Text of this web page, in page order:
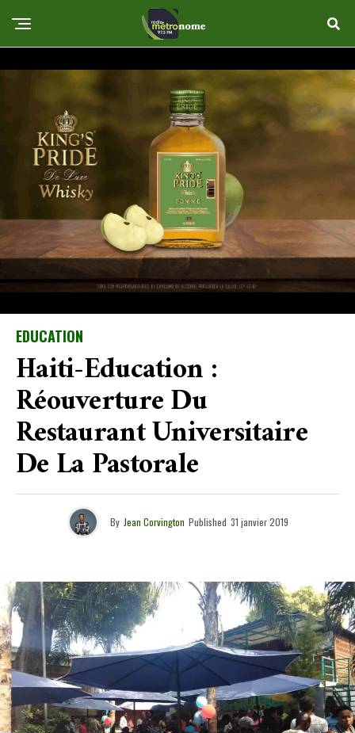
EDUCATION
Haiti-Education :
Réouverture Du
Restaurant Universitaire
De La Pastorale
By Jean Corvington Published 31 janvier 2019